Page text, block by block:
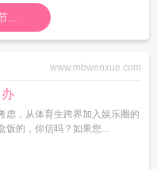
...
www.mbwenxue.com
虑，从体育生跨界加入娱乐圈的
饭的，你信吗？如果您...